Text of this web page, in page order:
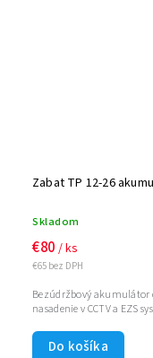
Zabat TP 12-26
Skladom
€65 bez DPH
€80 / ks
Do košíka
Bezúdržbový akumulátor
nasadenie v CCTV a EZS